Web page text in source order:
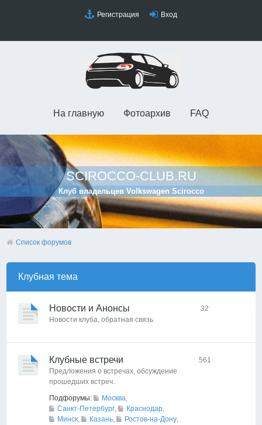
Регистрация Вход
На главную Фотоархив FAQ
SCIROCCO-CLUB.RU
Клуб владельцев Volkswagen Scirocco
Список форумов
Клубная тема
Новости и Анонсы
Новости клуба, обратная связь
32
Клубные встречи
Предложения о встречах, обсуждение
прошедших встреч.
Подфорумы:
Москва,
Санкт-Петербург, Краснодар,
Минск, Казань, Ростов-на-Дону,
561